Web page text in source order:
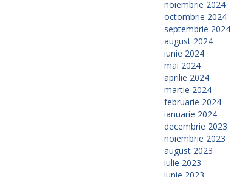
noiembrie 2024
octombrie 2024
septembrie 2024
august 2024
iunie 2024
mai 2024
aprilie 2024
martie 2024
februarie 2024
ianuarie 2024
decembrie 2023
noiembrie 2023
august 2023
iulie 2023